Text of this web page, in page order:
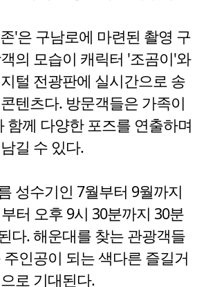
'은 구남로에 마련된 촬영 구
의 모습이 캐릭터 '조곰이'와
털 전광판에 실시간으로 송
텐츠다. 방문객들은 가족이
함께 다양한 포즈를 연출하며
길 수 있다.
성수기인 7월부터 9월까지
터 오후 9시 30분까지 30분
다. 해운대를 찾는 관광객들
인공이 되는 색다른 즐길거
로 기대된다.